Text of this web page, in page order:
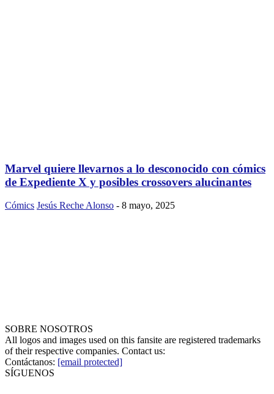
Marvel quiere llevarnos a lo desconocido con cómics
de Expediente X y posibles crossovers alucinantes
Cómics Jesús Reche Alonso - 8 mayo, 2025
SOBRE NOSOTROS
All logos and images used on this fansite are registered trademarks
of their respective companies. Contact us:
Contáctanos: [email protected]
SÍGUENOS